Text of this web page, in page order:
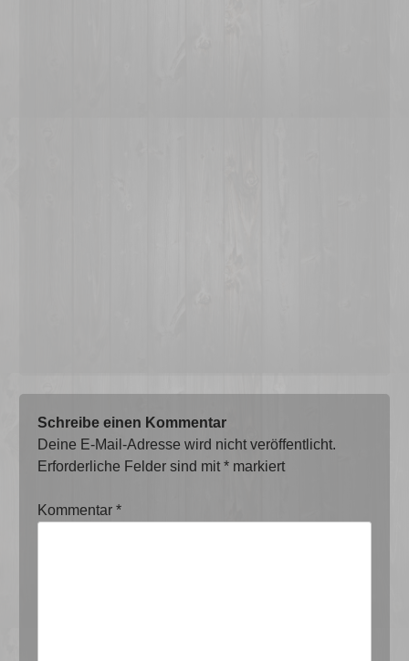
Schreibe einen Kommentar
Deine E-Mail-Adresse wird nicht veröffentlicht.
Erforderliche Felder sind mit* markiert
Kommentar*